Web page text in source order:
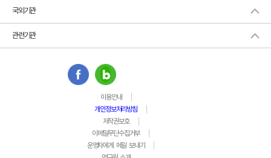
국외기관
관련기관
이용안내
개인정보처리방침
저작권보호
이메일무단수집거부
운영자에게 메일 보내기